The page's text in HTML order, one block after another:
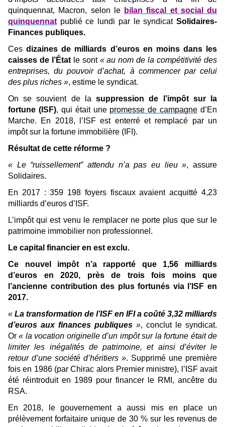
quinquennat, Macron, selon le bilan fiscal et social du
quinquennat publié ce lundi par le syndicat Solidaires-
Finances publiques.
Cesdizaines de milliards d’euros en moins dans les
caisses de l’État le sont « au nom de la compétitivité des
entreprises, du pouvoir d’achat, à commencer par celui
des plus riches », estime le syndicat.
On se souvient de lasuppression de l’impôt sur la
fortune (ISF), qui était une promesse de campagne d’En
Marche. En 2018, l’ISF est enterré et remplacé par un
impôt sur la fortune immobilière (IFI).
Résultat de cette réforme ?
« Le “ruissellement” attendu n’a pas eu lieu », assure
Solidaires.
En 2017 : 359 198 foyers fiscaux avaient acquitté 4,23
milliards d’euros d’ISF.
L’impôt qui est venu le remplacer ne porte plus que sur le
patrimoine immobilier non professionnel.
Le capital financier en est exclu.
Ce nouvel impôt n’a rapporté que 1,56 milliards
d’euros en 2020, près de trois fois moins que
l’ancienne contribution des plus fortunés via l’ISF en
2017.
« La transformation de l’ISF en IFI a coûté 3,32 milliards
d’euros aux finances publiques », conclut le syndicat.
Or« la vocation originelle d’un impôt sur la fortune était de
limiter les inégalités de patrimoine, et ainsi d’éviter le
retour d’une société d’héritiers ». Supprimé une première
fois en 1986 (par Chirac alors Premier ministre), l’ISF avait
été réintroduit en 1989 pour financer le RMI, ancêtre du
RSA.
En 2018, le gouvernement a aussi mis en place un
prélèvement forfaitaire unique de 30 % sur les revenus de